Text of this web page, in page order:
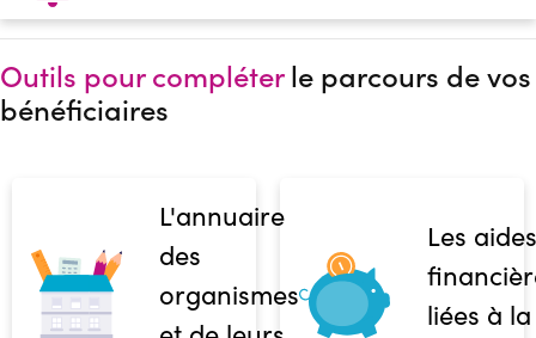
Outils pour compléterle parcours de vos
bénéficiaires
L'annuaire
des
organismes
Les aides
liées à la